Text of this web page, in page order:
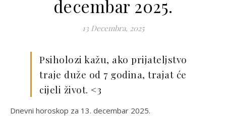
decembar 2025.
13 Decembra, 2025
Psiholozi kažu, ako prijateljstvo
traje duže od 7 godina, trajat će
cijeli život. <3
Dnevni horoskop za 13. decembar 2025.